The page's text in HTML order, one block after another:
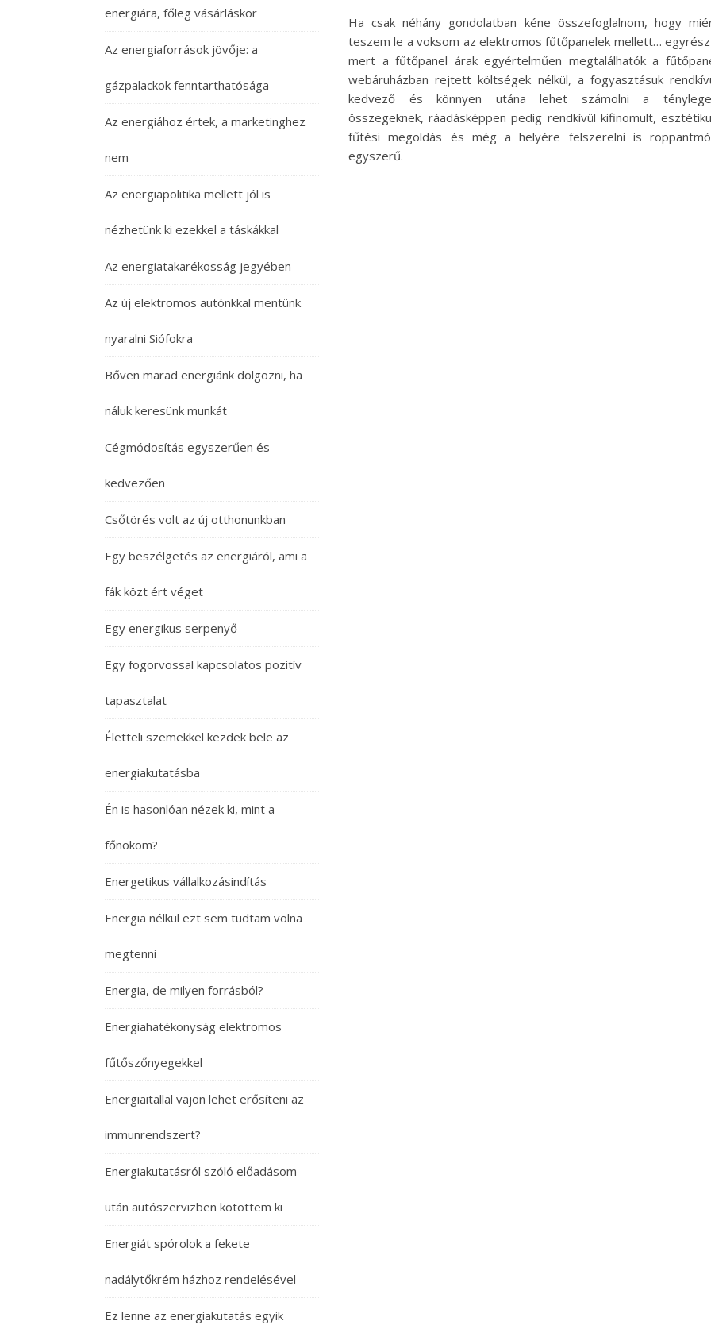
energiára, főleg vásárláskor
Az energiaforrások jövője: a
gázpalackok fenntarthatósága
Az energiához értek, a marketinghez
nem
Az energiapolitika mellett jól is
nézhetünk ki ezekkel a táskákkal
Az energiatakarékosság jegyében
Az új elektromos autónkkal mentünk
nyaralni Siófokra
Bőven marad energiánk dolgozni, ha
náluk keresünk munkát
Cégmódosítás egyszerűen és
kedvezően
Csőtörés volt az új otthonunkban
Egy beszélgetés az energiáról, ami a
fák közt ért véget
Egy energikus serpenyő
Egy fogorvossal kapcsolatos pozitív
tapasztalat
Életteli szemekkel kezdek bele az
energiakutatásba
Én is hasonlóan nézek ki, mint a
főnököm?
Energetikus vállalkozásindítás
Energia nélkül ezt sem tudtam volna
megtenni
Energia, de milyen forrásból?
Energiahatékonyság elektromos
fűtőszőnyegekkel
Energiaitallal vajon lehet erősíteni az
immunrendszert?
Energiakutatásról szóló előadásom
után autószervizben kötöttem ki
Energiát spórolok a fekete
nadálytőkrém házhoz rendelésével
Ez lenne az energiakutatás egyik
Ha csak néhány gondolatban kéne összefoglalnom, hogy
teszem le a voksom az elektromos fűtőpanelek mellett…
mert a fűtőpanel árak egyértelműen megtalálhatók a
webáruházban rejtett költségek nélkül, a fogyasztásuk
kedvező és könnyen utána lehet számolni a
összegeknek, ráadásképpen pedig rendkívül kifinomult,
fűtési megoldás és még a helyére felszerelni is
egyszerű.